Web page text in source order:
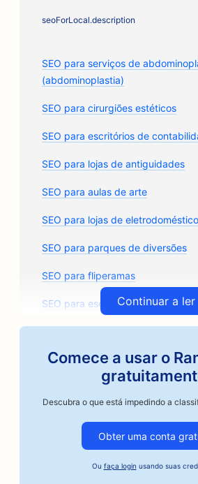
seoForLocal.description
SEO para serviços de
(abdominoplastia)
SEO para cirurgiões estéticos
SEO para escritórios de
SEO para lojas de antiguidades
SEO para aulas de arte
SEO para lojas de
SEO para parques de diversões
SEO para fliperamas
SEO para escritórios de arquitetura
SEO para lojas de autopeças
SEO para oficinas de reparo de
SEO para empresas do setor
SEO para serviços de fiança
Continuar a ler
Comece a usar o
Descubra o que está impedindo a
Obter uma conta
Ou faça login usando suas